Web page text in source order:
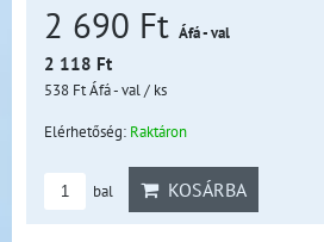
2 690 Ft Áfá - val
2 118 Ft
538 FtÁfá - val/ ks
Elérhetőség: Raktáron
bal KOSÁRBA